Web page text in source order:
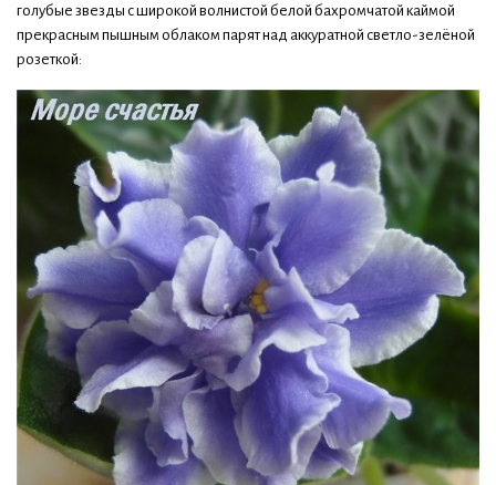
голубые звезды с широкой волнистой белой бахромчатой каймой
прекрасным пышным облаком парят над аккуратной светло-зелёной
розеткой: